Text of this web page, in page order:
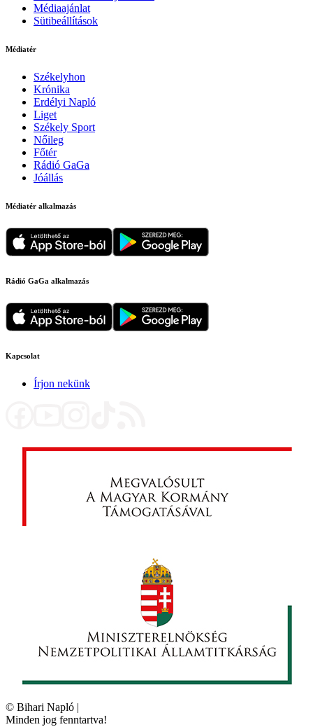
Médiaajánlat
Sütibeállítások
Médiatér
Székelyhon
Krónika
Erdélyi Napló
Liget
Székely Sport
Nőileg
Főtér
Rádió GaGa
Jóállás
Médiatér alkalmazás
Rádió GaGa alkalmazás
Kapcsolat
Írjon nekünk
© Bihari Napló |
Minden jog fenntartva!